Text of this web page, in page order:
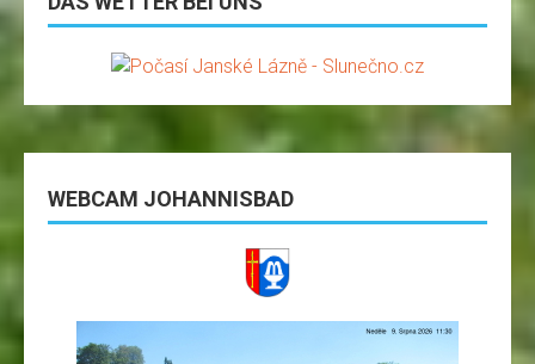
WEBCAM JOHANNISBAD